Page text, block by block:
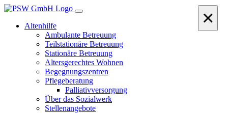
Altenhilfe
Ambulante Betreuung
Teilstationäre Betreuung
Stationäre Betreuung
Altersgerechtes Wohnen
Begegnungszentren
Pflegeberatung
Palliativversorgung
Über das Sozialwerk
Stellenangebote
×